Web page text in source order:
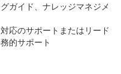
ガイド、ナレッジマネジメ
応のサポートまたはリード
的サポート